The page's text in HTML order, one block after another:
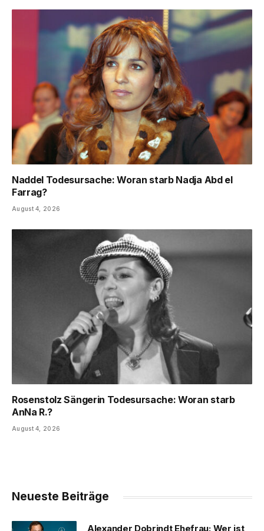
Naddel Todesursache: Woran starb Nadja Abd el
Farrag?
August 4, 2026
Rosenstolz Sängerin Todesursache: Woran starb
AnNa R.?
August 4, 2026
Neueste Beiträge
Alexander Dobrindt Ehefrau: Wer ist